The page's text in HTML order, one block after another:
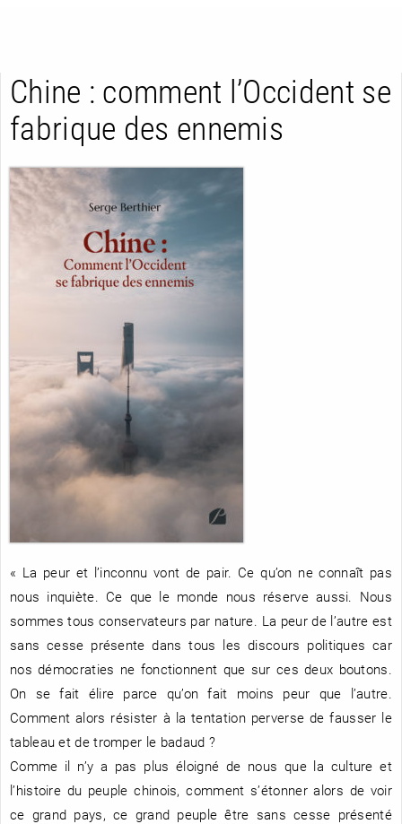
RETOUR
NOUVEAUTÉS
TOUT LE CATALOGUE
RETOUR
RENCONTRE AVEC…
RETOUR
A LA UNE
REVUE DE PRESSE
Chine : comment l’Occident se
fabrique des ennemis
« La peur et l’inconnu vont de pair. Ce qu’on ne connaît pas
nous inquiète. Ce que le monde nous réserve aussi. Nous
sommes tous conservateurs par nature. La peur de l’autre est
sans cesse présente dans tous les discours politiques car
nos démocraties ne fonctionnent que sur ces deux boutons.
On se fait élire parce qu’on fait moins peur que l’autre.
Comment alors résister à la tentation perverse de fausser le
tableau et de tromper le badaud ?
Comme il n’y a pas plus éloigné de nous que la culture et
l’histoire du peuple chinois, comment s’étonner alors de voir
ce grand pays, ce grand peuple être sans cesse présenté